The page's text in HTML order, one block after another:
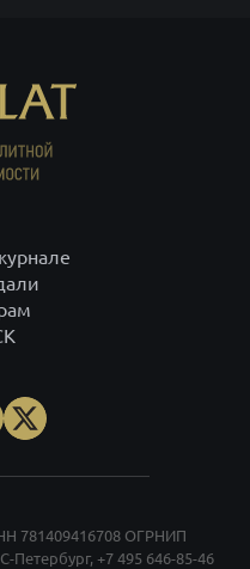
781409416708 ОГРНИП
С-Петербург, +7 495 646-85-46